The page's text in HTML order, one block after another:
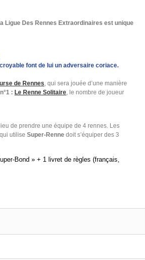
Ligue Des Rennes Extraordinairesest unique
font de lui un adversaire coriace.
de Rennes, qui sera jouée d’une manière
: Le Renne Solitaire, le nombre de joueur
de prendre une équipe de 4 rennes. Les
utiliseSuper-Renne doit s’équiper des 3
Bond » + 1 livret de règles (français,